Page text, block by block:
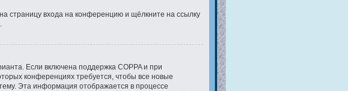
страницу входа на конференцию и щёлкните на ссылку
Если включена поддержка COPPA и при
конференциях требуется, чтобы все новые
Эта информация отображается в процессе